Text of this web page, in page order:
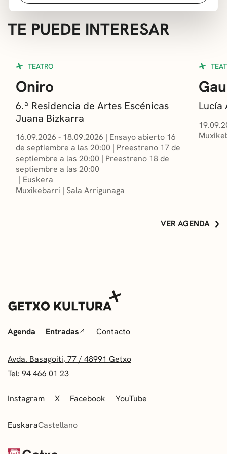
TE PUEDE INTERESAR
TEATRO
Oniro
6.ª Residencia de Artes Escénicas
Juana Bizkarra
16.09.2026 - 18.09.2026 | Ensayo abierto 16
de septiembre a las 20:00 | Preestreno 17 de
septiembre a las 20:00 | Preestreno 18 de
septiembre a las 20:00
Euskera
Muxikebarri | Sala Arrigunaga
Lucía
VER AGENDA
Agenda Entradas Contacto
Avda. Basagoiti, 77 / 48991 Getxo
Tel: 94 466 01 23
Instagram X Facebook YouTube
EuskaraCastellano